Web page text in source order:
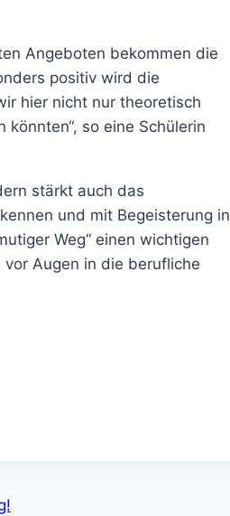
Angeboten bekommen die
positiv wird die
hier nicht nur theoretisch
so eine Schülerin
stärkt auch das
und mit Begeisterung in
Weg“ einen wichtigen
Augen in die berufliche